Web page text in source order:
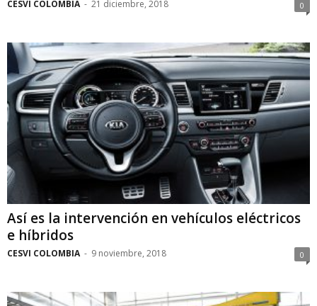
CESVI COLOMBIA - 21 diciembre, 2018 0
Así es la intervención en vehículos eléctricos
e híbridos
CESVI COLOMBIA - 9 noviembre, 2018 0